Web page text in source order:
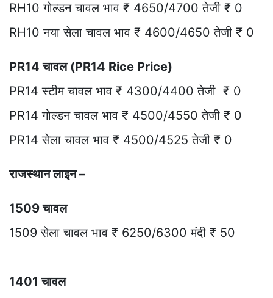
RH10 गोल्डन चावल भाव ₹ 4650/4700 तेजी ₹ 0
RH10 नया सेला चावल भाव ₹ 4600/4650 तेजी ₹ 0
PR14 चावल (PR14 Rice Price)
PR14 स्टीम चावल भाव ₹ 4300/4400 तेजी ₹ 0
PR14 गोल्डन चावल भाव ₹ 4500/4550 तेजी ₹ 0
PR14 सेला चावल भाव ₹ 4500/4525 तेजी ₹ 0
राजस्थान लाइन –
1509 चावल
1509 सेला चावल भाव ₹ 6250/6300 मंदी ₹ 50
1401 चावल